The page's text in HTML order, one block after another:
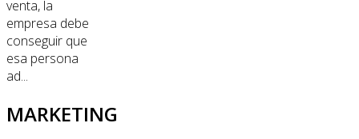
venta, la
empresa debe
conseguir que
esa persona
ad...
MARKETING